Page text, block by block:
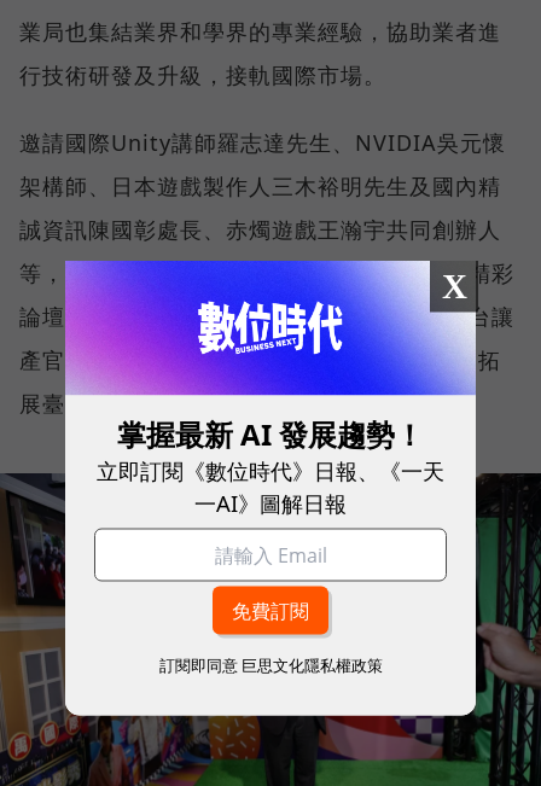
業局也集結業界和學界的專業經驗，協助業者進
行技術研發及升級，接軌國際市場。
邀請國際Unity講師羅志達先生、NVIDIA吳元懷
架構師、日本遊戲製作人三木裕明先生及國內精
誠資訊陳國彰處長、赤燭遊戲王瀚宇共同創辦人
等，帶來專業技術及台日遊戲合作分享等5場精彩
論壇，期許透過每一年Digital Taipei成果平台讓
產官學研可以一同體驗未來科技新世界，創造拓
展臺灣業者的多元交流及商機。
X
掌握最新 AI 發展趨勢！
立即訂閱《數位時代》日報、《一天
一AI》圖解日報
訂閱即同意 巨思文化隱私權政策